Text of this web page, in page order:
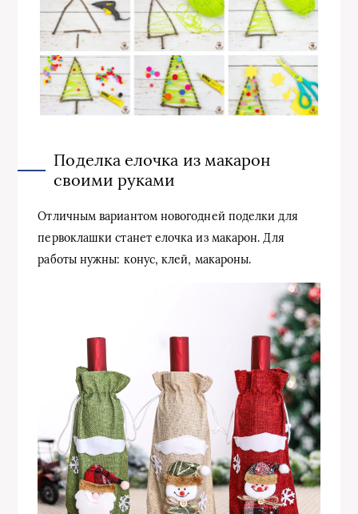
Поделка елочка из макарон
своими руками
Отличным вариантом новогодней поделки для
первоклашки станет елочка из макарон. Для
работы нужны: конус, клей, макароны.